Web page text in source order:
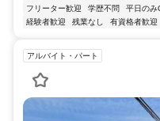
フリーター歓迎
学歴不問 平日のみ
経験者歓迎
残業なし 有資格者歓迎
アルバイト・パート